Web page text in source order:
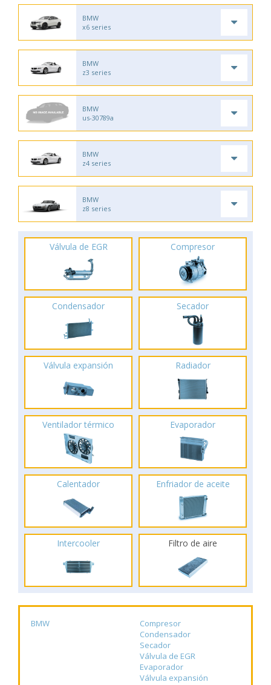
BMW
x6 series
BMW
z3 series
BMW
us-30789a
BMW
z4 series
BMW
z8 series
Válvula de EGR Compresor
Condensador Secador
Válvula expansión Radiador
Ventilador térmico Evaporador
Calentador Enfriador de aceite
Intercooler Filtro de aire
BMW
Compresor
Condensador
Secador
Válvula de EGR
Evaporador
Válvula expansión